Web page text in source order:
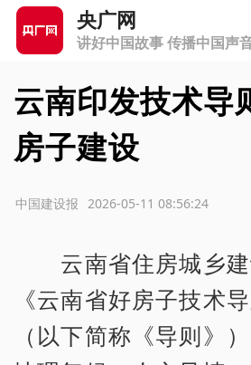
央广网
讲好中国故事 传播中国声
云南印发技术导
房子建设
2026-05-11 08:56:24
中国建设报
云南省住房城乡建
《云南省好房子技术
（以下简称《导则》